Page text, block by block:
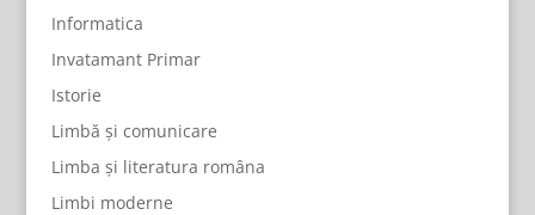
Informatica
Invatamant Primar
Istorie
Limbă și comunicare
Limba și literatura româna
Limbi moderne